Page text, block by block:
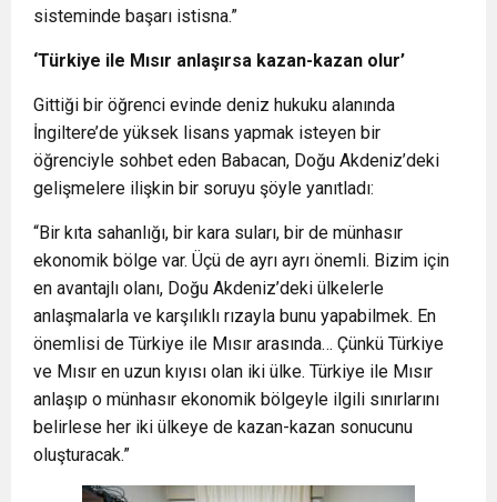
sisteminde başarı istisna.”
‘Türkiye ile Mısır anlaşırsa kazan-kazan olur’
Gittiği bir öğrenci evinde deniz hukuku alanında
İngiltere’de yüksek lisans yapmak isteyen bir
öğrenciyle sohbet eden Babacan, Doğu Akdeniz’deki
gelişmelere ilişkin bir soruyu şöyle yanıtladı:
“Bir kıta sahanlığı, bir kara suları, bir de münhasır
ekonomik bölge var. Üçü de ayrı ayrı önemli. Bizim için
en avantajlı olanı, Doğu Akdeniz’deki ülkelerle
anlaşmalarla ve karşılıklı rızayla bunu yapabilmek. En
önemlisi de Türkiye ile Mısır arasında… Çünkü Türkiye
ve Mısır en uzun kıyısı olan iki ülke. Türkiye ile Mısır
anlaşıp o münhasır ekonomik bölgeyle ilgili sınırlarını
belirlese her iki ülkeye de kazan-kazan sonucunu
oluşturacak.”